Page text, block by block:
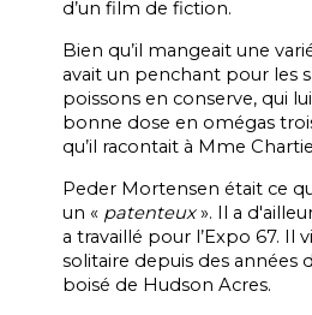
d’un film de fiction.
Bien qu’il mangeait une
avait un penchant pour les
poissons en conserve, qui
bonne dose en omégas
qu’il racontait à Mme
Peder Mortensen était ce
un « patenteux». Il a
a travaillé pour l’Expo 67. Il
solitaire depuis des années
boisé de Hudson Acres.